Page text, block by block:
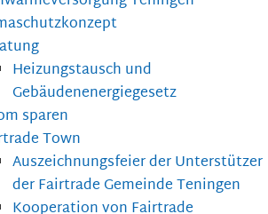
Heizungstausch und
Gebäudenenergiegesetz
sparen
Town
Auszeichnungsfeier der Unterstützer
der Fairtrade Gemeinde Teningen
Kooperation von Fairtrade